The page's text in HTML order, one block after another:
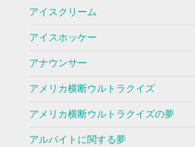
アイスクリーム
アイスホッケー
アナウンサー
アメリカ横断ウルトラクイズ
アメリカ横断ウルトラクイズの夢
アルバイトに関する夢